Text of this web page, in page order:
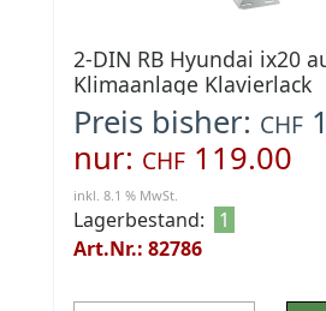
2-DIN RB Hyundai ix20
Klimaanlage Klavierlack
Preis bisher: CHF
nur: CHF 119.00
inkl. 8.1 % MwSt.
Lagerbestand:
1
Art.Nr.: 82786